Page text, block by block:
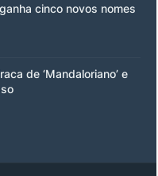
cinco novos nomes
de ‘Mandaloriano’ e